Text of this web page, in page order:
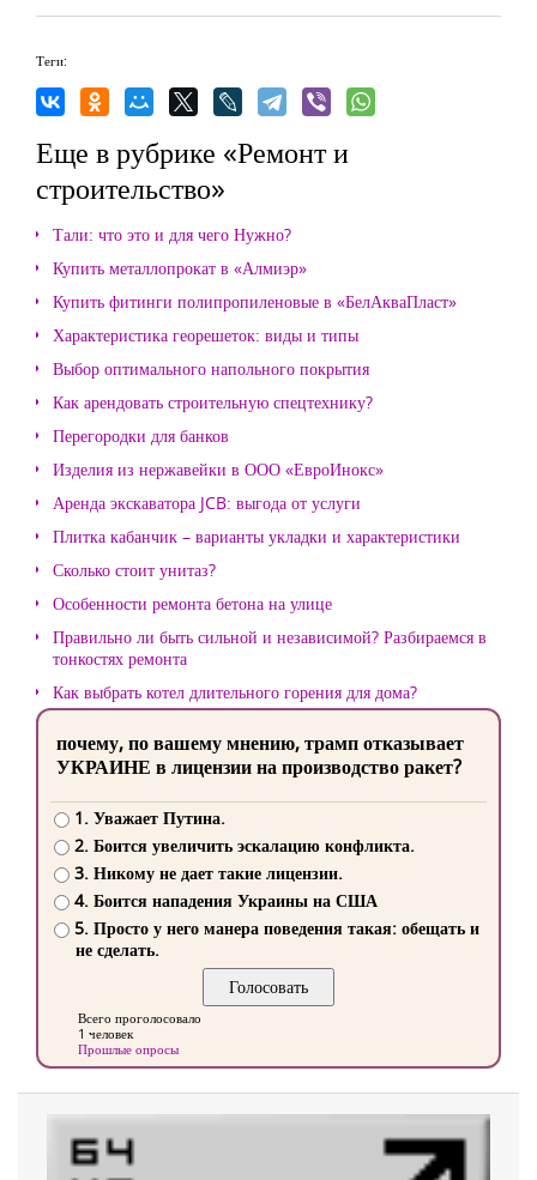
Теги:
Еще в рубрике «Ремонт и
строительство»
Тали: что это и для чего Нужно?
Купить металлопрокат в «Алмиэр»
Купить фитинги полипропиленовые в «БелАкваПласт»
Характеристика георешеток: виды и типы
Выбор оптимального напольного покрытия
Как арендовать строительную спецтехнику?
Перегородки для банков
Изделия из нержавейки в ООО «ЕвроИнокс»
Аренда экскаватора JCB: выгода от услуги
Плитка кабанчик – варианты укладки и характеристики
Сколько стоит унитаз?
Особенности ремонта бетона на улице
Правильно ли быть сильной и независимой? Разбираемся в
тонкостях ремонта
Как выбрать котел длительного горения для дома?
почему, по вашему мнению, трамп отказывает
УКРАИНЕ в лицензии на производство ракет?
1. Уважает Путина.
2. Боится увеличить эскалацию конфликта.
3. Никому не дает такие лицензии.
4. Боится нападения Украины на США
5. Просто у него манера поведения такая: обещать и
не сделать.
Всего проголосовало
1 человек
Прошлые опросы